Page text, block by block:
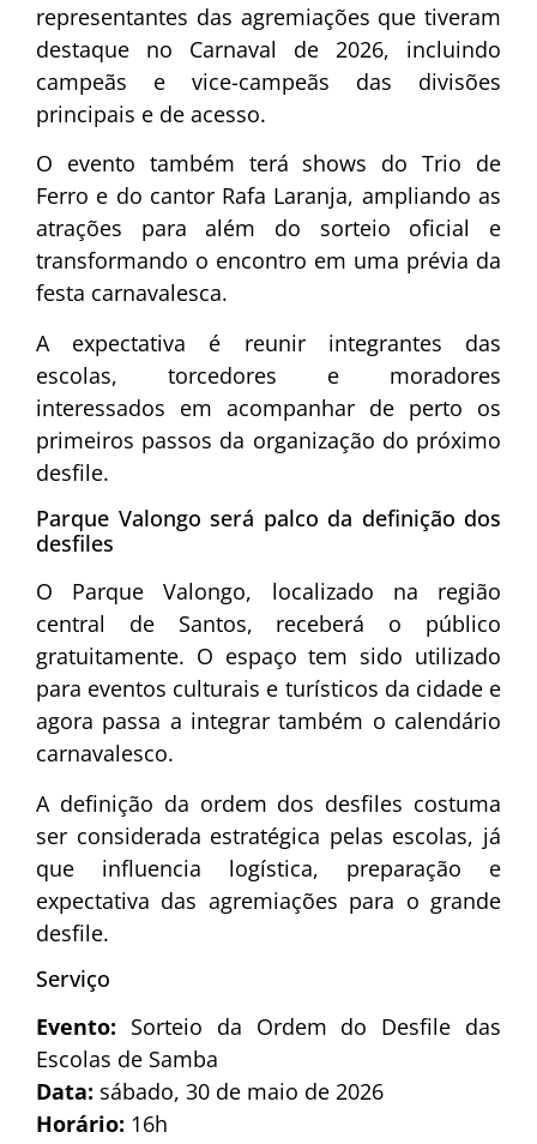
representantes das agremiações que tiveram
destaque no Carnaval de 2026, incluindo
campeãs e vice-campeãs das divisões
principais e de acesso.
O evento também terá shows do Trio de
Ferro e do cantor Rafa Laranja, ampliando as
atrações para além do sorteio oficial e
transformando o encontro em uma prévia da
festa carnavalesca.
A expectativa é reunir integrantes das
escolas, torcedores e moradores
interessados em acompanhar de perto os
primeiros passos da organização do próximo
desfile.
Parque Valongo será palco da definição dos
desfiles
O Parque Valongo, localizado na região
central de Santos, receberá o público
gratuitamente. O espaço tem sido utilizado
para eventos culturais e turísticos da cidade e
agora passa a integrar também o calendário
carnavalesco.
A definição da ordem dos desfiles costuma
ser considerada estratégica pelas escolas, já
que influencia logística, preparação e
expectativa das agremiações para o grande
desfile.
Serviço
Evento: Sorteio da Ordem do Desfile das
Escolas de Samba
Data: sábado, 30 de maio de 2026
Horário: 16h